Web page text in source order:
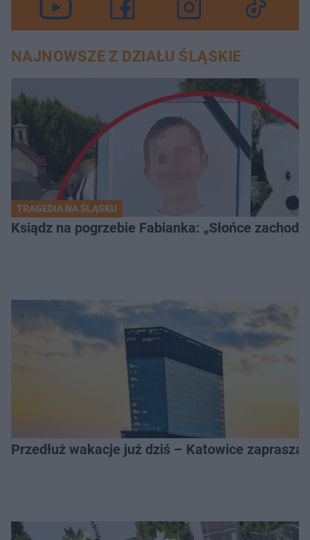
NAJNOWSZE Z DZIAŁU ŚLĄSKIE
TRAGEDIA NA ŚLĄSKU
Ksiądz na pogrzebie Fabianka: „Słońce
Przedłuż wakacje już dziś – Katowice